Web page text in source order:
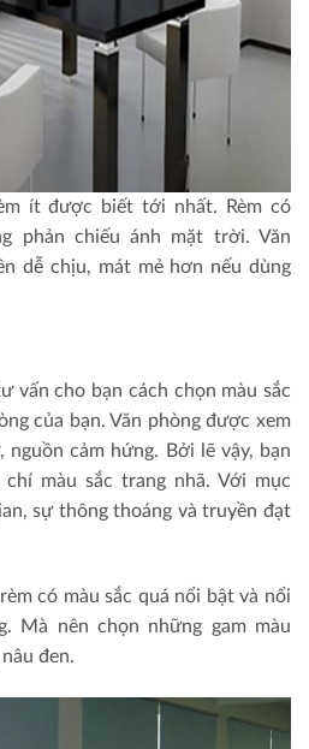
ít được biết tới nhất. Rèm có
phản chiếu ánh mặt trời. Văn
dễ chịu, mát mẻ hơn nếu dùng
vấn cho bạn cách chọn màu sắc
của bạn. Văn phòng được xem
nguồn cảm hứng. Bởi lẽ vậy, bạn
màu sắc trang nhã. Với mục
sự thông thoáng và truyền đạt
có màu sắc quá nổi bật và nổi
Mà nên chọn những gam màu
đen.